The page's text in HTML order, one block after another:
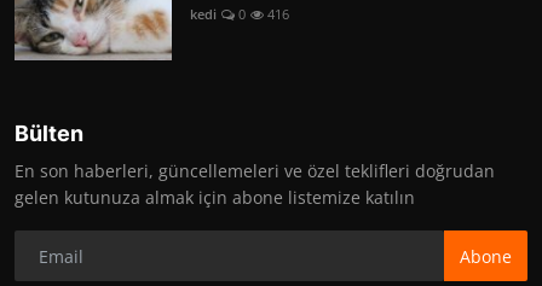
kedi 0 416
Bülten
En son haberleri, güncellemeleri ve özel teklifleri doğrudan
gelen kutunuza almak için abone listemize katılın
Abone